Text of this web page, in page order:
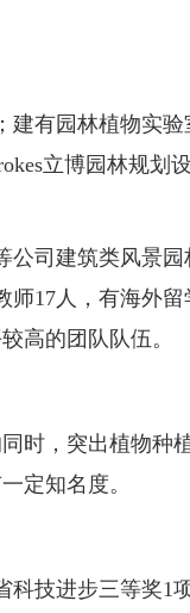
有园林植物实验
立博园林规划
司建筑类风景园
师17人，有海外留
高的团队队伍。
时，突出植物种
定知名度。
技进步三等奖1